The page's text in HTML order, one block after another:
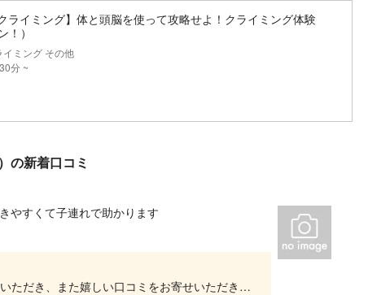
ライミング】体と頭脳を使って攻略せよ！クライミング体験
）
ミング その他
分 ~
の新着口コミ
やすくて子連れで助かります
ままま様 この度はPANZAてんしばイーナをご利用いただき、また嬉しい口コミをお寄せいただき誠にありがとうございます。 暑い夏でも涼しい環境で、思い切り体を動かしてお楽しみいただけ...